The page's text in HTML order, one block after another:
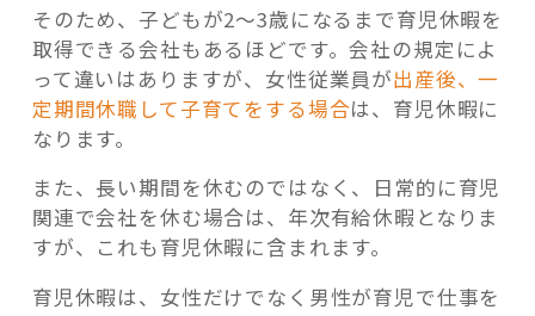
そのため、子どもが2～3歳になるまで育児休暇を
取得できる会社もあるほどです。会社の規定によ
って違いはありますが、女性従業員が出産後、一
定期間休職して子育てをする場合は、育児休暇に
なります。
また、長い期間を休むのではなく、日常的に育児
関連で会社を休む場合は、年次有給休暇となりま
すが、これも育児休暇に含まれます。
育児休暇は、女性だけでなく男性が育児で仕事を